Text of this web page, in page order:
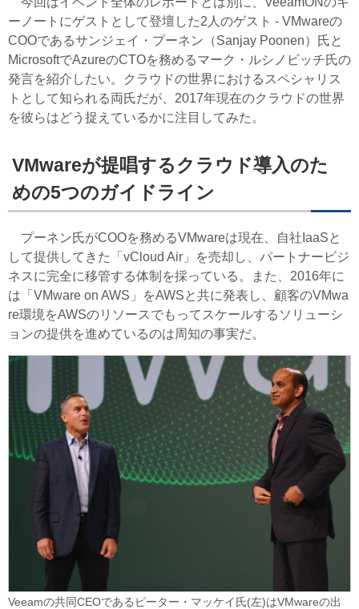
ーノートにゲストとして登壇した2人のゲスト - VMwareの
COOであるサンジェイ・プーネン（Sanjay Poonen）氏と
MicrosoftでAzureのCTOを務めるマーク・ルシノビッチ氏の
発言を紹介したい。クラウドの世界におけるスペシャリス
トとして知られる両氏だが、2017年現在のクラウドの世界
を彼らはどう捉えているかに注目してみた。
VMwareが提唱するクラウド導入のた
めの5つのガイドライン
プーネン氏がCOOを務めるVMwareは現在、自社IaaSと
して提供してきた「vCloud Air」を売却し、パートナービジ
ネスに完全に移管する体制を採っている。また、2016年に
は「VMware on AWS」をAWSと共に発表し、顧客のVMwa
re環境をAWSのリソースでもってスケールするソリューシ
ョンの提供を進めているのは周知の事実だ。
Veeamの共同CEOであるピーター・マッケイ氏(左)はVMwareの出